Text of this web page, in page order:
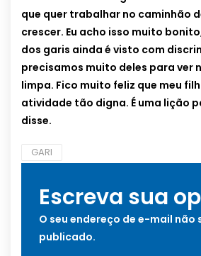
que quer trabalhar no caminhão
crescer. Eu acho isso muito
dos garis ainda é visto com
precisamos muito deles para ver
limpa. Fico muito feliz que meu
atividade tão digna. É uma lição
disse.
GARI
Escreva sua
O seu endereço de e-mail não
publicado.